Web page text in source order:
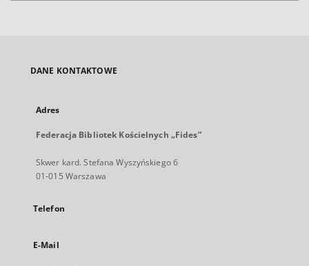
DANE KONTAKTOWE
Adres
Federacja Bibliotek Kościelnych „Fides”
Skwer kard. Stefana Wyszyńskiego 6
01-015 Warszawa
Telefon
E-Mail